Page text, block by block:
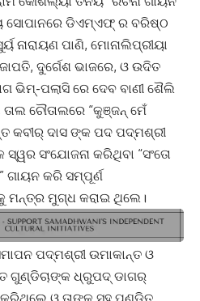
ସୋପାନରେ ଡିଏମ୍ଏଫ୍ ର ବରିଷ୍ଠ
ନାରାୟଣ ପାଣି, ମୋନାଲିପ୍ରୀୟା
ଦୁର୍ଗେଶ ଭାଜରେ, ଓ ଉଦିତ
ଭିମ୍-ପଲାସି ରେ ଦେବ ବାଣୀ ଶୈଲି
ତାଲ ଚୌତାଲରେ “କୁଞ୍ଜନ୍ ମେଁ
କବୀର୍ ଦାସ ଙ୍କ ପଦ ପଦ୍ମଶ୍ରୀ
ସଂଯୋଜନା କରିଥିବା “ସଂତୋ
ଗାୟନ କରି ସମ୍ପୂର୍ଣ
ମନ୍ତ୍ର ମୁଗ୍ଧ କରାଇ ଥିଲେ।
ପଦ୍ମଶ୍ରୀ ଉମାକାନ୍ତ ଓ
ଗୁଣ୍ଡିଚାଙ୍କ ଧ୍ରୁପଦ୍ ଡାଗର୍
କରିଥିଲେ ଓ ତାଙ୍କ ସହ ପଣ୍ଡିତ